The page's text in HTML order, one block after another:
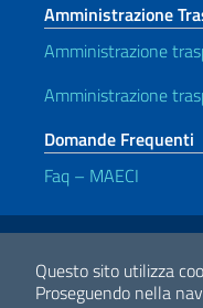
Questo sito utilizza
Proseguendo nella
Amministrazione
Amministrazione
Amministrazione
Domande Frequenti
Faq – MAECI
Link Utili